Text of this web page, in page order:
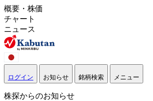
概要・株価
チャート
ニュース
ログイン お知らせ 銘柄検索 メニュー
株探からのお知らせ